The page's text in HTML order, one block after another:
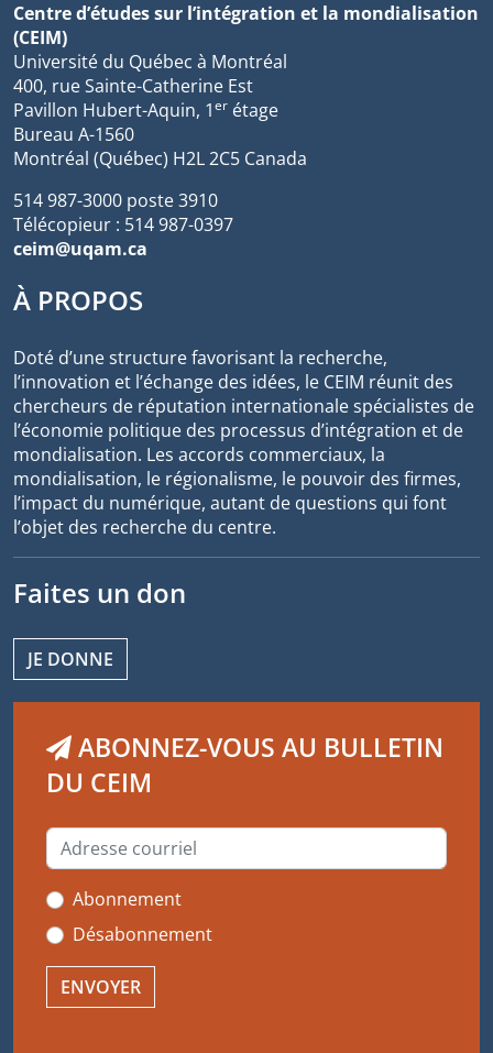
Centre d’études sur l’intégration et la mondialisation
(CEIM)
Université du Québec à Montréal
400, rue Sainte-Catherine Est
Pavillon Hubert-Aquin, 1er étage
Bureau A-1560
Montréal (Québec) H2L 2C5 Canada
514 987-3000 poste 3910
Télécopieur : 514 987-0397
ceim@uqam.ca
À PROPOS
Doté d’une structure favorisant la recherche,
l’innovation et l’échange des idées, le CEIM réunit des
chercheurs de réputation internationale spécialistes de
l’économie politique des processus d’intégration et de
mondialisation. Les accords commerciaux, la
mondialisation, le régionalisme, le pouvoir des firmes,
l’impact du numérique, autant de questions qui font
l’objet des recherche du centre.
Faites un don
JE DONNE
ABONNEZ-VOUS AU BULLETIN
DU CEIM
Abonnement
Désabonnement